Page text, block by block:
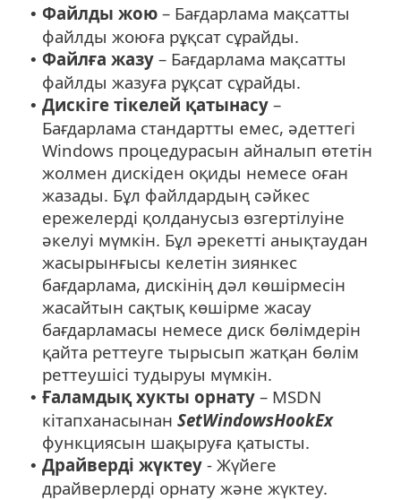
• Файлды жою – Бағдарлама мақсатты
файлды жоюға рұқсат сұрайды.
• Файлға жазу – Бағдарлама мақсатты
файлды жазуға рұқсат сұрайды.
• Дискіге тікелей қатынасу –
Бағдарлама стандартты емес, әдеттегі
Windows процедурасын айналып өтетін
жолмен дискіден оқиды немесе оған
жазады. Бұл файлдардың сәйкес
ережелерді қолданусыз өзгертілуіне
әкелуі мүмкін. Бұл әрекетті анықтаудан
жасырынғысы келетін зиянкес
бағдарлама, дискінің дәл көшірмесін
жасайтын сақтық көшірме жасау
бағдарламасы немесе диск бөлімдерін
қайта реттеуге тырысып жатқан бөлім
реттеушісі тудыруы мүмкін.
• Ғаламдық хукты орнату – MSDN
кітапханасынан SetWindowsHookEx
функциясын шақыруға қатысты.
• Драйверді жүктеу - Жүйеге
драйверлерді орнату және жүктеу.